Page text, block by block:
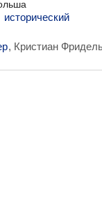
исторический
, Кристиан